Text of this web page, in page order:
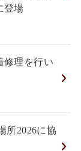
登場
修理を行い
所2026に協